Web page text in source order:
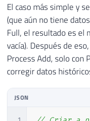
El caso más simple y
(que aún no tiene
Full, el resultado es el
vacía). Después de
Process Add, solo con
corregir datos
JSON